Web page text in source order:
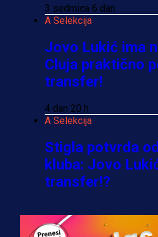
3 sedmica 6 dan
A Selekcija
Jovo Lukić ima
Cluja praktično
transfer!
4 dan 20 h
A Selekcija
Stigla potvrda
kluba: Jovo
transfer!?
A Selekcija